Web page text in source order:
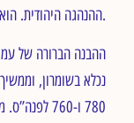
ההנהגה היהודית. הוא מטיף שאלוהים ועמו קשורים בחוזה מוסרי.
ההבנה הברורה של
נכלא בשומרון,